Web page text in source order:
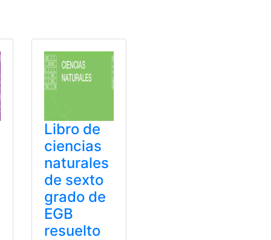
Libro de
ciencias
naturales
de sexto
grado de
EGB
resuelto